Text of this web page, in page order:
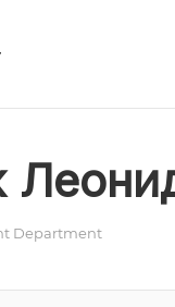
Department